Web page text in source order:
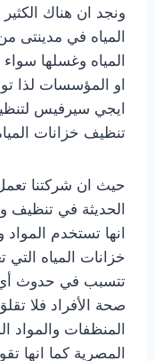
ونجد ان هناك
المياه في مدينتى
المياه وغسلها
او المؤسسات لذا
ايجي سيرفيس
تنظيف خزانات
حيث ان شركتنا
الحديثة في تنظيف
انها تستخدم
خزانات المياه التي
تتسبب في حدوث أي
صحة الأفراد فلا
المنظفات والمواد
المصرية كما انها